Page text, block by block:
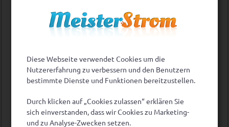
Unsere Sprechzeiten:
Post :
MeisterStrom
Postfach: 21 09 09
Diese Webseite verwendet Cookies um die
Nutzererfahrung zu verbessern und den Benutzern
bestimmte Dienste und Funktionen bereitzustellen.
Durch klicken auf „Cookies zulassen“ erklären Sie
sich einverstanden, dass wir Cookies zu Marketing-
und zu Analyse-Zwecken setzen.